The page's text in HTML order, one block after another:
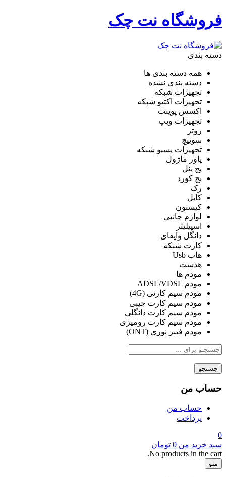
فروشگاه نت چک
دسته بندی
همه دسته بندی ها
دسته بندی نشده
تجهیزات شبکه
تجهیزات اکتیو شبکه
اکسس پوینت
تجهیزات ویپ
روتر
سوییچ
تجهیزات پسیو شبکه
پاور ماژول
پچ پنل
پچ کورد
رک
کابل
کیستون
لوازم جانبی
اسپیلیتر
دانگل وایفای
کارت شبکه
هاب Usb
هدست
مودم ها
مودم ADSL/VDSL
مودم سیم کارتی (4G)
مودم سیم کارت جیبی
مودم سیم کارت دانگلی
مودم سیم کارت رومیزی
مودم فیبر نوری (ONT)
جستجو
حساب من
حساب من
پرداخت
0
سبد خرید من 0 تومان
No products in the cart.
منو